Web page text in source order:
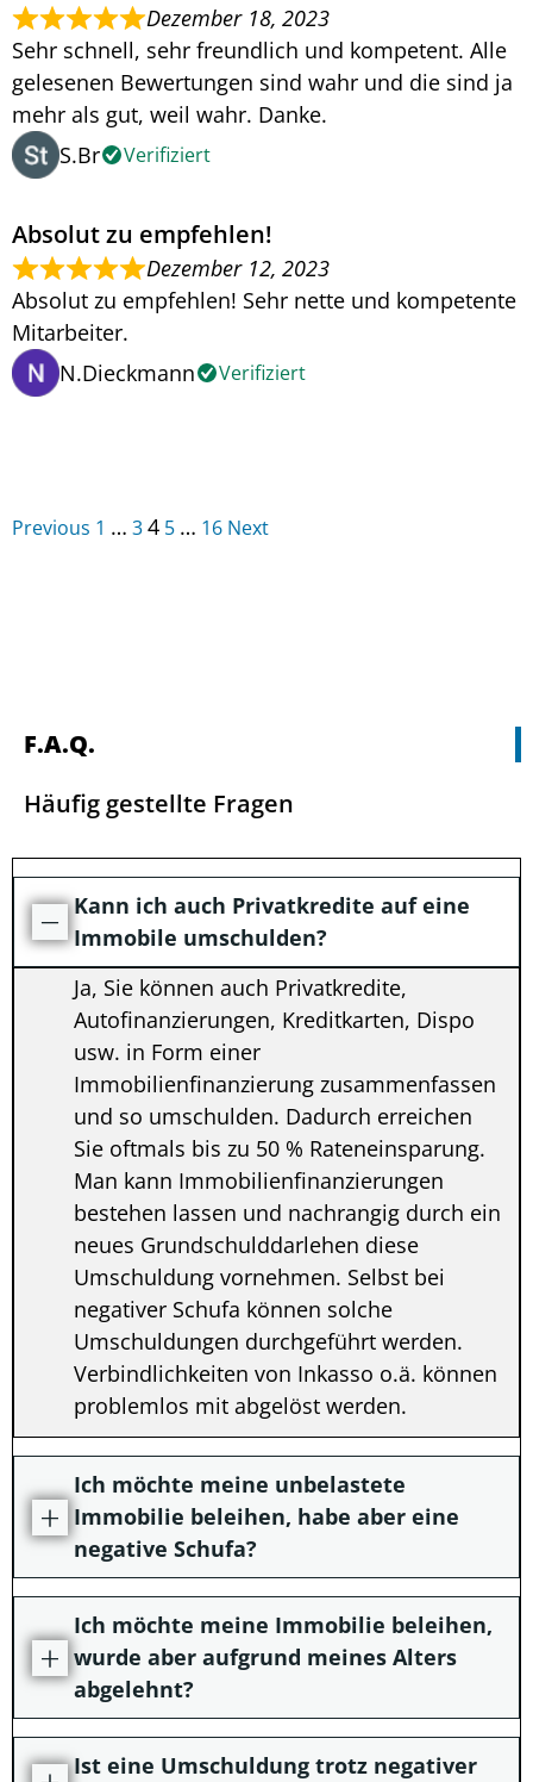
Dezember 18, 2023
Sehr schnell, sehr freundlich und kompetent. Alle
gelesenen Bewertungen sind wahr und die sind ja
mehr als gut, weil wahr. Danke.
S.Br
Verifiziert
Absolut zu empfehlen!
Dezember 12, 2023
Absolut zu empfehlen! Sehr nette und kompetente
Mitarbeiter.
N.Dieckmann
Verifiziert
Navigation
Previous Seite
1 … Seite
3Seite
4 Seite
5 … Seite
16 Next
F.A.Q.
Häufig gestellte Fragen
Kann ich auch Privatkredite auf eine
Immobile umschulden?
Ja, Sie können auch Privatkredite,
Autofinanzierungen, Kreditkarten, Dispo
usw. in Form einer
Immobilienfinanzierung zusammenfassen
und so umschulden. Dadurch erreichen
Sie oftmals bis zu 50 % Rateneinsparung.
Man kann Immobilienfinanzierungen
bestehen lassen und nachrangig durch ein
neues Grundschulddarlehen diese
Umschuldung vornehmen. Selbst bei
negativer Schufa können solche
Umschuldungen durchgeführt werden.
Verbindlichkeiten von Inkasso o.ä. können
problemlos mit abgelöst werden.
Ich möchte meine unbelastete
Immobilie beleihen, habe aber eine
negative Schufa?
Ich möchte meine Immobilie beleihen,
wurde aber aufgrund meines Alters
abgelehnt?
Ist eine Umschuldung trotz negativer